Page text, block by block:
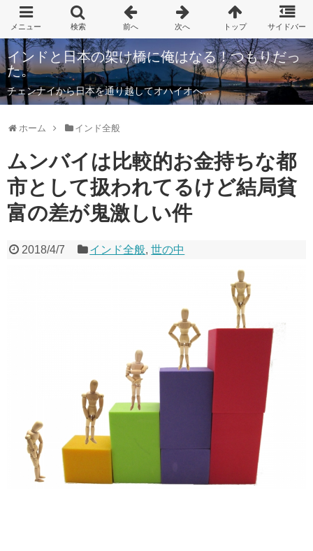
インドと日本の架け橋に俺はなる！つもりだっ
た。
チェンナイから日本を通り越してオハイオへ…
ホーム インド全般
ムンバイは比較的お金持ちな都
市として扱われてるけど結局貧
富の差が鬼激しい件
2018/4/7 インド全般,世の中